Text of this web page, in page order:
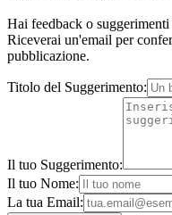
Hai feedback o suggerimenti
Riceverai un'email per
pubblicazione.
Titolo del Suggerimento:
Il tuo Suggerimento:
Il tuo Nome:
La tua Email: